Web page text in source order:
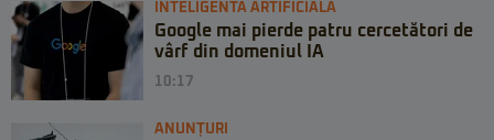
INTELIGENTA ARTIFICIALA
Google mai pierde patru cercetători de
vârf din domeniul IA
10:17
ANUNȚURI